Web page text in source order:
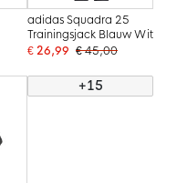
adidas Squadra 25
Trainingsjack Blauw Wit
€ 26,99 € 45,00
+15